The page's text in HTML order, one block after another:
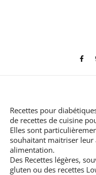
Recettes pour
de recettes de cuisine
Elles sont
souhaitant maitriser leur
alimentation.
Des Recettes légères,
gluten ou des recettes